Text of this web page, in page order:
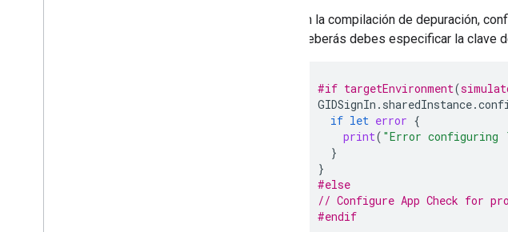
En la compilación de depuración,
Deberás debes especificar la clave
#if targetEnvironment(
GIDSignIn . sharedInstance.
if let error {
print( "Error configuring
}
}
#else
// Configure App Check for
#endif